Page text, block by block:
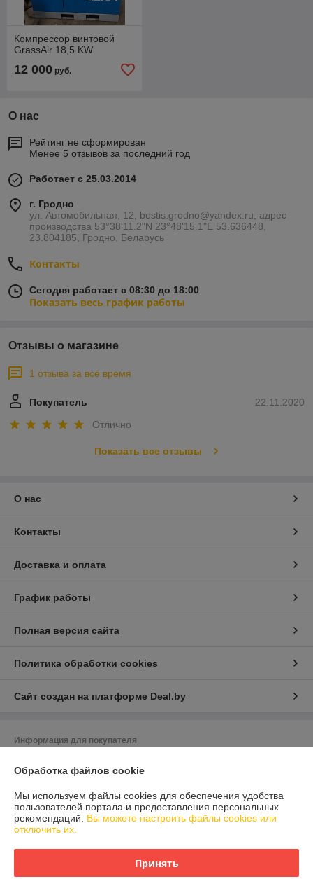
Компрессор винтовой
GrassAir 18,5 KW
12 000 руб.
О нас
Рейтинг не сформирован
Менее 5 отзывов за последний год
Работает с 25.03.2014
г. Гродно
ул. Автомобильная, 12, bostis.grodno@yandex.ru, адрес
производства 53°38'11.2"N 23°48'15.1"E 53.636448,
23.804185, Гродно, Беларусь
Контакты
Сегодня работает с 08:30 до 18:00
Показать весь график работы
Отзывы о магазине
1 отзыва за всё время
22.11.2020
Покупатель
Отлично
Показать все отзывы
О нас
Контакты
Доставка и оплата
График работы
Полная версия сайта
Политика обработки cookies
Сайт создан на платформе Deal.by
Информация для покупателя
230003 Беларусь Гродненская область Гродно ул. Автомобильная, 12
Регистрационный номер ЕГР: 590831698
УНП: 590831698
зоны "Гродноинвест"
Дата регистрации компании: 28.11.2013
Обработка файлов cookie
Мы используем файлы cookies для обеспечения удобства
пользователей портала и предоставления персональных
рекомендаций. Вы можете настроить файлы cookies или
отключить их.
Принять